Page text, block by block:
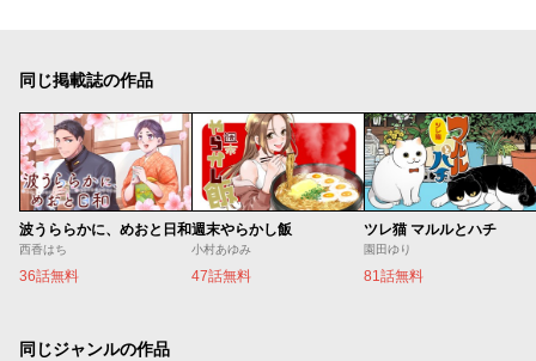
同じ掲載誌の作品
波うららかに、めおと日和
西香はち
36話無料
週末やらかし飯
小村あゆみ
47話無料
ツレ猫 マルルとハチ
園田ゆり
81話無料
同じジャンルの作品